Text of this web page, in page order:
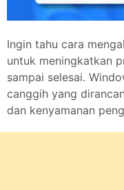
Ingin tahu cara
untuk meningkatkan
sampai selesai.
canggih yang
dan kenyamanan